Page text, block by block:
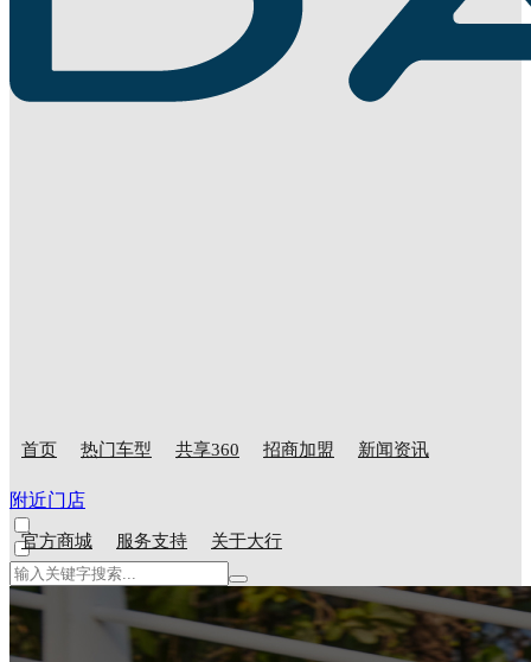
首页 热门车型 共享360 招商加盟 新闻资讯
官方商城 服务支持 关于大行
附近门店